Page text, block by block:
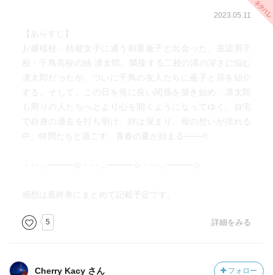
2023.05.11
【あらすじ】
お嬢様校・桔梗女子に通う和栗薫子と出会った、底辺男子
校・千鳥高校の紬 凛太郎。隣接する二校の溝の深さに悩む
凛太郎だったが、ついに千鳥の友人たちに薫子と昴を紹介
する。そして、この日を境に良い関係を築き始め、凛太郎
も周りの人たちへとより心を開くようになってゆく。自宅
で自身の過去を打ち明け、絆は深まり、母の想いが揺れる
中、仲間たちと過ごす、青春の夏が始まる───!!
・‥…━━━☆・‥…━━━☆・‥…━━━☆
感想は最終巻にまとめて記載予定です。
5 詳細をみる
Cherry Kacy さん フォロー